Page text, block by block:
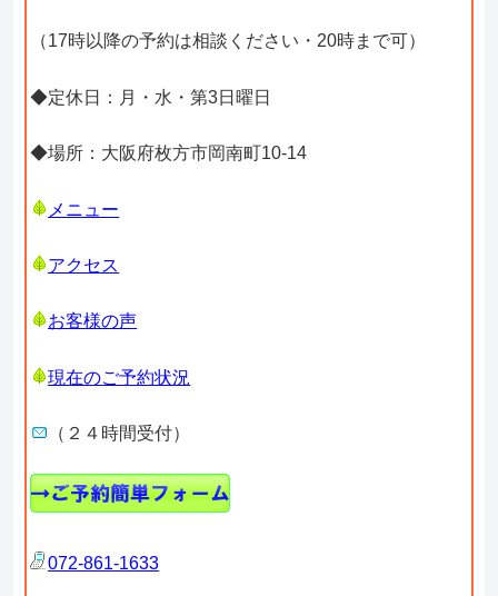
（17時以降の予約は相談ください・20時まで可）
◆定休日：月・水・第3日曜日
◆場所：大阪府枚方市岡南町10-14
メニュー
アクセス
お客様の声
現在のご予約状況
（２４時間受付）
072-861-1633